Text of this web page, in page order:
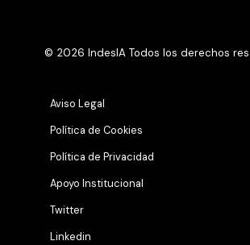
© 2026 IndesIA Todos los derechos
Aviso Legal
Política de Cookies
Política de Privacidad
Apoyo Institucional
Twitter
Linkedin